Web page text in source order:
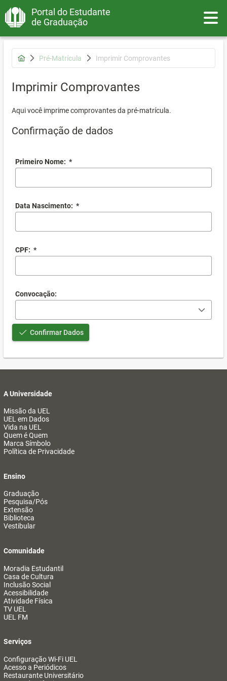
Portal do Estudante
de Graduação
Pré-Matrícula Imprimir Comprovantes
Imprimir Comprovantes
Aqui você imprime comprovantes da pré-matrícula.
Confirmação de dados
Primeiro Nome: *
Data Nascimento: *
CPF: *
Convocação:
Confirmar Dados
A Universidade
Missão da UEL
UEL em Dados
Vida na UEL
Quem é Quem
Marca Símbolo
Política de Privacidade
Ensino
Graduação
Pesquisa/Pós
Extensão
Biblioteca
Vestibular
Comunidade
Moradia Estudantil
Casa de Cultura
Inclusão Social
Acessibilidade
Atividade Física
TV UEL
UEL FM
Serviços
Configuração Wi-Fi UEL
Acesso a Periódicos
Restaurante Universitário